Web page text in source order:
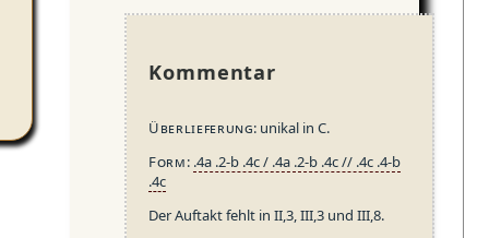
Kommentar
Überlieferung: unikal in C.
Form: .4a .2-b .4c / .4a .2-b .4c // .4c .4-b
.4c
Der Auftakt fehlt in II,3, III,3 und III,8.